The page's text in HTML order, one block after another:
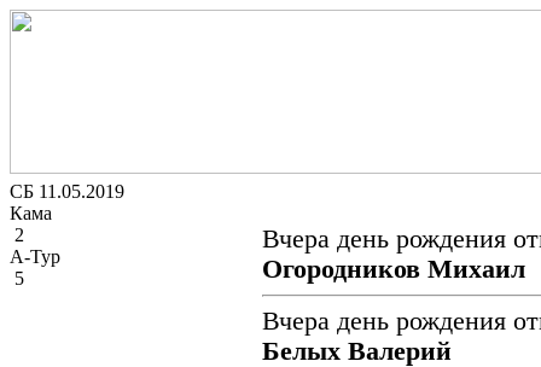
СБ 11.05.2019
Кама
2
А-Тур
5
Вчера день рождения
Огородников Михаил
Вчера день рождения
Белых Валерий